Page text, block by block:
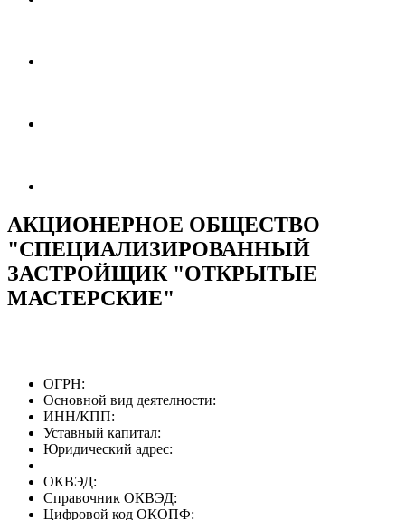
АКЦИОНЕРНОЕ ОБЩЕСТВО
"СПЕЦИАЛИЗИРОВАННЫЙ
ЗАСТРОЙЩИК "ОТКРЫТЫЕ
МАСТЕРСКИЕ"
ОГРН:
Основной вид деятелности:
ИНН/КПП:
Уставный капитал:
Юридический адрес:
ОКВЭД:
Справочник ОКВЭД:
Цифровой код ОКОПФ: